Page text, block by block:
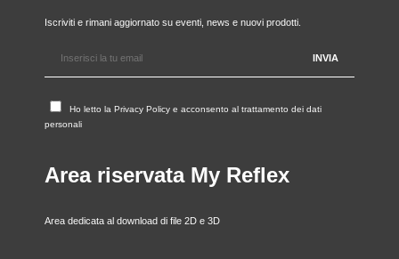
Iscriviti e rimani aggiornato su eventi, news e nuovi prodotti.
Ho letto la Privacy Policy e acconsento al trattamento dei dati
personali
Area riservata My Reflex
Area dedicata al download di file 2D e 3D